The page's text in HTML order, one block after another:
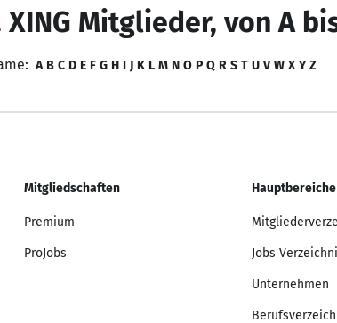
XING Mitglieder, von A
A B C D E F G H I J K L M N O P Q R S T U V W X Y Z
Mitgliedschaften
Premium
ProJobs
Hauptbereiche
Jobs
Unternehmen